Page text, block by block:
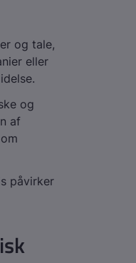
og tale,
eller
og
af
påvirker